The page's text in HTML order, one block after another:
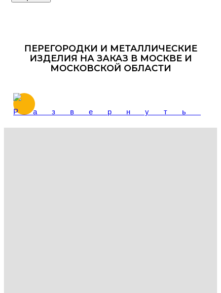
ПЕРЕГОРОДКИ И МЕТАЛЛИЧЕСКИЕ
ИЗДЕЛИЯ НА ЗАКАЗ В МОСКВЕ И
МОСКОВСКОЙ ОБЛАСТИ